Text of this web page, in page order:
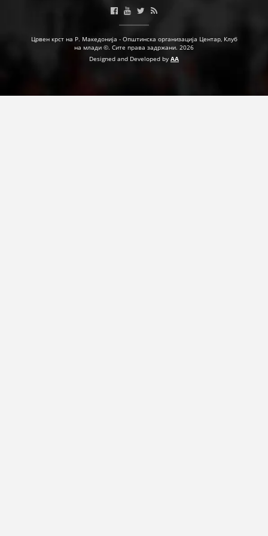
Црвен крст на Р. Македонија - Општинска организација Центар, Клуб
на млади ©. Сите права задржани. 2026
Designed and Developed by AA